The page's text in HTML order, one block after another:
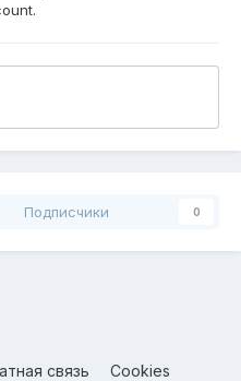
Подписчики 0
связь Cookies